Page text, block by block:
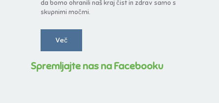
da bomo ohranili naš kraj čist in zdrav samo s
skupnimi močmi.
Več
Spremljajte nas na Facebooku